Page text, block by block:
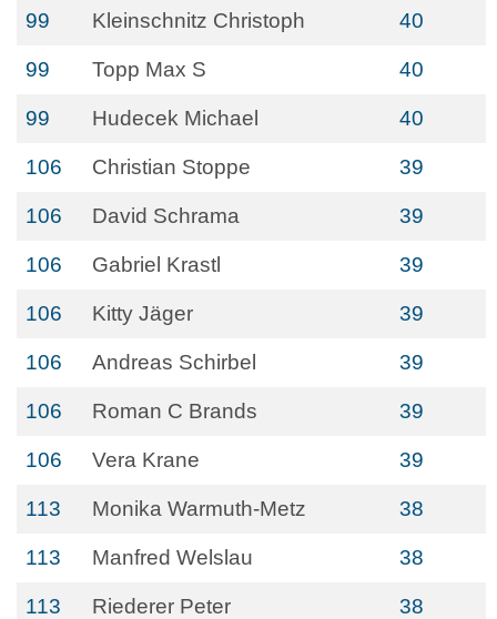
99 Kleinschnitz Christoph 40
99 Topp Max S 40
99 Hudecek Michael 40
106 Christian Stoppe 39
106 David Schrama 39
106 Gabriel Krastl 39
106 Kitty Jäger 39
106 Andreas Schirbel 39
106 Roman C Brands 39
106 Vera Krane 39
113 Monika Warmuth-Metz 38
113 Manfred Welslau 38
113 Riederer Peter 38